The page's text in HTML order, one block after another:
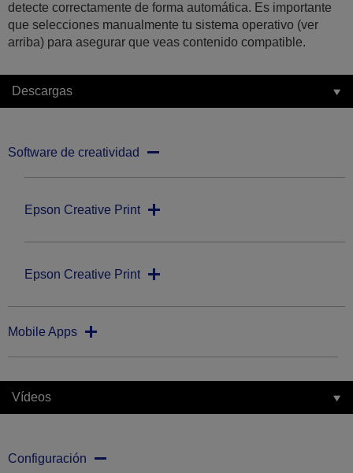
detecte correctamente de forma automática. Es importante
que selecciones manualmente tu sistema operativo (ver
arriba) para asegurar que veas contenido compatible.
Descargas
Software de creatividad
Epson Creative Print
Epson Creative Print
Mobile Apps
Vídeos
Configuración